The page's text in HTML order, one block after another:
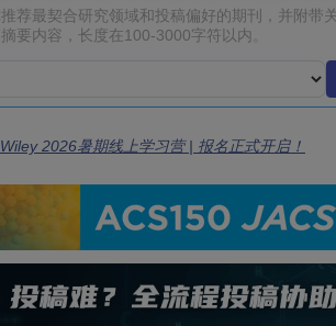
Wiley 2026暑期线上学习营 | 报名正式开启！